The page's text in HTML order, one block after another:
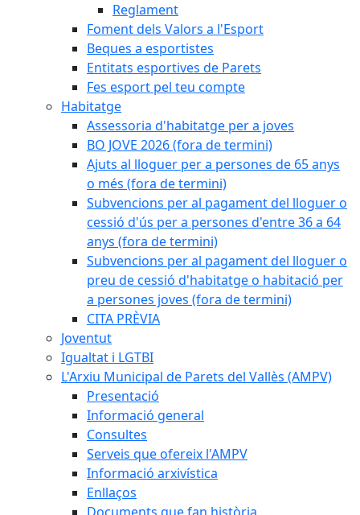
Reglament
Foment dels Valors a l'Esport
Beques a esportistes
Entitats esportives de Parets
Fes esport pel teu compte
Habitatge
Assessoria d'habitatge per a joves
BO JOVE 2026 (fora de termini)
Ajuts al lloguer per a persones de 65 anys
o més (fora de termini)
Subvencions per al pagament del lloguer o
cessió d'ús per a persones d'entre 36 a 64
anys (fora de termini)
Subvencions per al pagament del lloguer o
preu de cessió d'habitatge o habitació per
a persones joves (fora de termini)
CITA PRÈVIA
Joventut
Igualtat i LGTBI
L'Arxiu Municipal de Parets del Vallès (AMPV)
Presentació
Informació general
Consultes
Serveis que ofereix l'AMPV
Informació arxivística
Enllaços